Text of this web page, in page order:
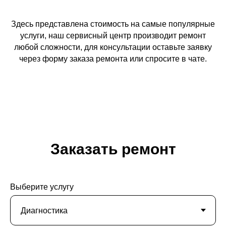
Здесь представлена стоимость на самые популярные
услуги, наш сервисный центр производит ремонт
любой сложности, для консультации оставьте заявку
через форму заказа ремонта или спросите в чате.
Заказать ремонт
Выберите услугу